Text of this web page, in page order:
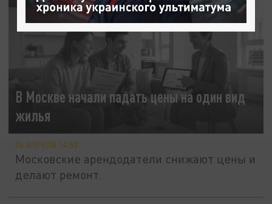
В Москве начали падать цены на один вид
жилья
06 АПРЕЛЯ 14:53
Московские арендодатели снижают цены и
делают ремонт.